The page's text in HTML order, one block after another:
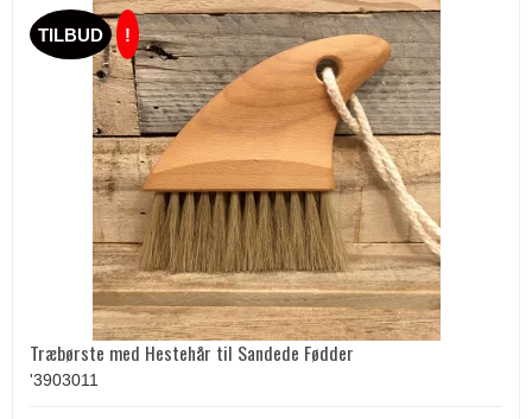
TILBUD !
Træbørste med Hestehår til Sandede Fødder
'3903011